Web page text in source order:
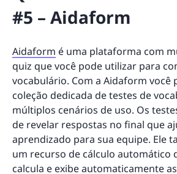
#5 – Aidaform
Aidaform é uma plataforma com
quiz que você pode utilizar para
vocabulário. Com a Aidaform você
coleção dedicada de testes de
múltiplos cenários de uso. Os
de revelar respostas no final que
aprendizado para sua equipe. Ele
um recurso de cálculo automático
calcula e exibe automaticamente